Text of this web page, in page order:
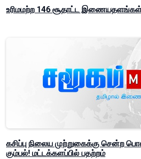
உரிமமற்ற 146 சூதாட்ட
கசிப்பு நிலைய முற்றுகைக்கு சென்ற
கும்பல்! மட்டக்களப்பில் பதற்றம்